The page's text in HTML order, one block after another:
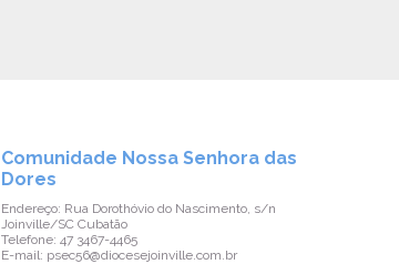
Comunidade Nossa Senhora das
Dores
Endereço: Rua Dorothóvio do Nascimento, s/n
Joinville/SC Cubatão
Telefone: 47 3467-4465
E-mail: psec56@diocesejoinville.com.br